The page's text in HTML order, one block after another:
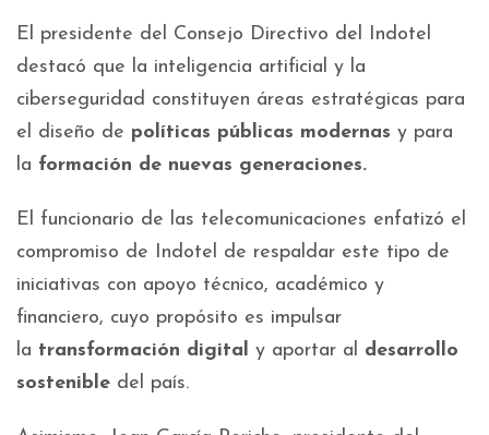
El presidente del Consejo Directivo del Indotel
destacó que la inteligencia artificial y la
ciberseguridad constituyen áreas estratégicas para
el diseño de políticas públicas modernas y para
la formación de nuevas generaciones.
El funcionario de las telecomunicaciones enfatizó el
compromiso de Indotel de respaldar este tipo de
iniciativas con apoyo técnico, académico y
financiero, cuyo propósito es impulsar
la transformación digital y aportar al desarrollo
sostenible del país.